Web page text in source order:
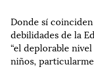
Donde sí
debilidades de la
“el deplorable
niños,